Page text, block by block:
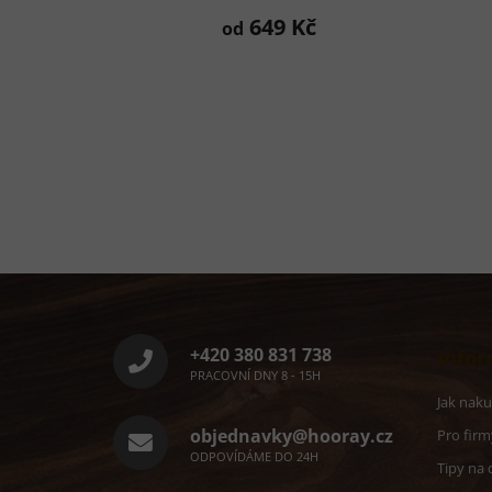
od 649 Kč
+420 380 831 738
PRACOVNÍ DNY 8 - 15H
objednavky@hooray.cz
ODPOVÍDÁME DO 24H
Jak
Pro
Tipy na